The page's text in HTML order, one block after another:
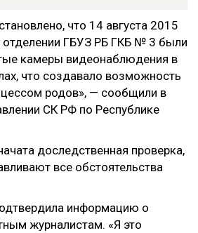
что 14 августа 2015
отделении ГБУЗ РБ ГКБ № 3 были
камеры видеонаблюдения в
что создавало возможность
родов», — сообщили в
СК РФ по Республике
доследственная проверка,
все обстоятельства
информацию о
журналистам. «Я это